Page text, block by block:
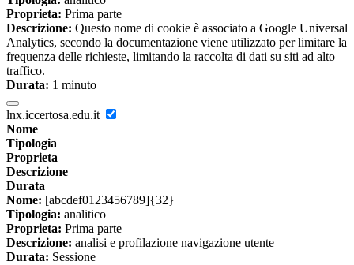
Proprieta: Prima parte
Descrizione: Questo nome di cookie è associato a Google Universal
Analytics, secondo la documentazione viene utilizzato per limitare la
frequenza delle richieste, limitando la raccolta di dati su siti ad alto
traffico.
Durata: 1 minuto
lnx.iccertosa.edu.it
Nome
Tipologia
Proprieta
Descrizione
Durata
Nome: [abcdef0123456789]{32}
Tipologia: analitico
Proprieta: Prima parte
Descrizione: analisi e profilazione navigazione utente
Durata: Sessione